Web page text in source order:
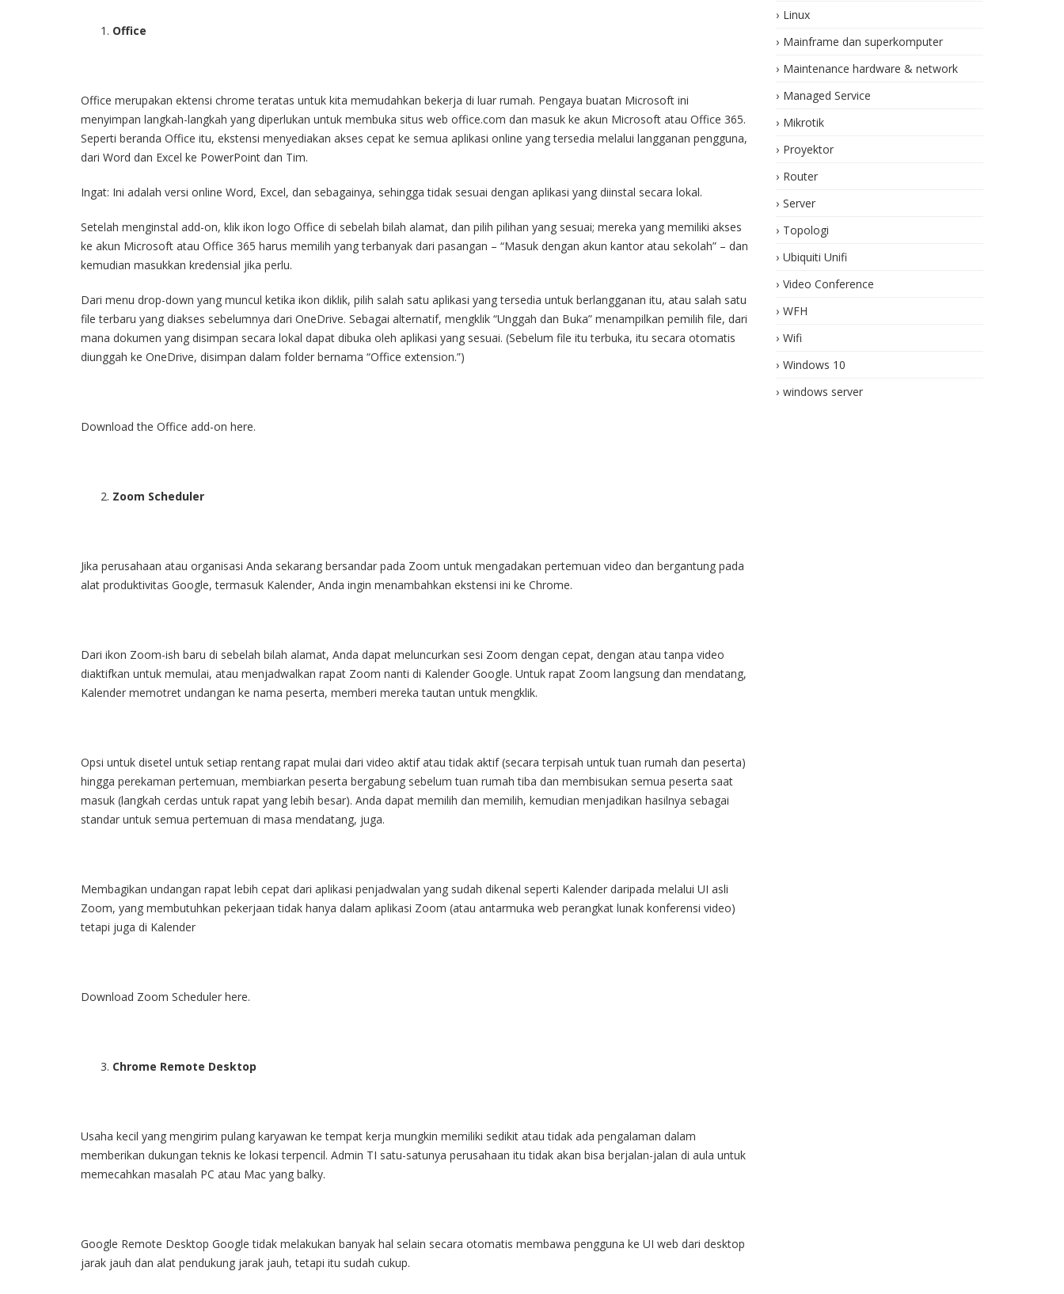
Office
Office merupakan ektensi chrome teratas untuk kita memudahkan bekerja di luar rumah. Pengaya buatan Microsoft ini
menyimpan langkah-langkah yang diperlukan untuk membuka situs web office.com dan masuk ke akun Microsoft atau Office 365.
Seperti beranda Office itu, ekstensi menyediakan akses cepat ke semua aplikasi online yang tersedia melalui langganan pengguna,
dari Word dan Excel ke PowerPoint dan Tim.
Ingat: Ini adalah versi online Word, Excel, dan sebagainya, sehingga tidak sesuai dengan aplikasi yang diinstal secara lokal.
Setelah menginstal add-on, klik ikon logo Office di sebelah bilah alamat, dan pilih pilihan yang sesuai; mereka yang memiliki akses
ke akun Microsoft atau Office 365 harus memilih yang terbanyak dari pasangan – “Masuk dengan akun kantor atau sekolah” – dan
kemudian masukkan kredensial jika perlu.
Dari menu drop-down yang muncul ketika ikon diklik, pilih salah satu aplikasi yang tersedia untuk berlangganan itu, atau salah satu
file terbaru yang diakses sebelumnya dari OneDrive. Sebagai alternatif, mengklik “Unggah dan Buka” menampilkan pemilih file, dari
mana dokumen yang disimpan secara lokal dapat dibuka oleh aplikasi yang sesuai. (Sebelum file itu terbuka, itu secara otomatis
diunggah ke OneDrive, disimpan dalam folder bernama “Office extension.”)
Download the Office add-on here.
Zoom Scheduler
Jika perusahaan atau organisasi Anda sekarang bersandar pada Zoom untuk mengadakan pertemuan video dan bergantung pada
alat produktivitas Google, termasuk Kalender, Anda ingin menambahkan ekstensi ini ke Chrome.
Dari ikon Zoom-ish baru di sebelah bilah alamat, Anda dapat meluncurkan sesi Zoom dengan cepat, dengan atau tanpa video
diaktifkan untuk memulai, atau menjadwalkan rapat Zoom nanti di Kalender Google. Untuk rapat Zoom langsung dan mendatang,
Kalender memotret undangan ke nama peserta, memberi mereka tautan untuk mengklik.
Opsi untuk disetel untuk setiap rentang rapat mulai dari video aktif atau tidak aktif (secara terpisah untuk tuan rumah dan peserta)
hingga perekaman pertemuan, membiarkan peserta bergabung sebelum tuan rumah tiba dan membisukan semua peserta saat
masuk (langkah cerdas untuk rapat yang lebih besar). Anda dapat memilih dan memilih, kemudian menjadikan hasilnya sebagai
standar untuk semua pertemuan di masa mendatang, juga.
Membagikan undangan rapat lebih cepat dari aplikasi penjadwalan yang sudah dikenal seperti Kalender daripada melalui UI asli
Zoom, yang membutuhkan pekerjaan tidak hanya dalam aplikasi Zoom (atau antarmuka web perangkat lunak konferensi video)
tetapi juga di Kalender
Download Zoom Scheduler here.
Chrome Remote Desktop
Usaha kecil yang mengirim pulang karyawan ke tempat kerja mungkin memiliki sedikit atau tidak ada pengalaman dalam
memberikan dukungan teknis ke lokasi terpencil. Admin TI satu-satunya perusahaan itu tidak akan bisa berjalan-jalan di aula untuk
memecahkan masalah PC atau Mac yang balky.
Google Remote Desktop Google tidak melakukan banyak hal selain secara otomatis membawa pengguna ke UI web dari desktop
jarak jauh dan alat pendukung jarak jauh, tetapi itu sudah cukup.
Linux
Mainframe dan superkomputer
Maintenance hardware & network
Managed Service
Mikrotik
Proyektor
Router
Server
Topologi
Ubiquiti Unifi
Video Conference
WFH
Wifi
Windows 10
windows server